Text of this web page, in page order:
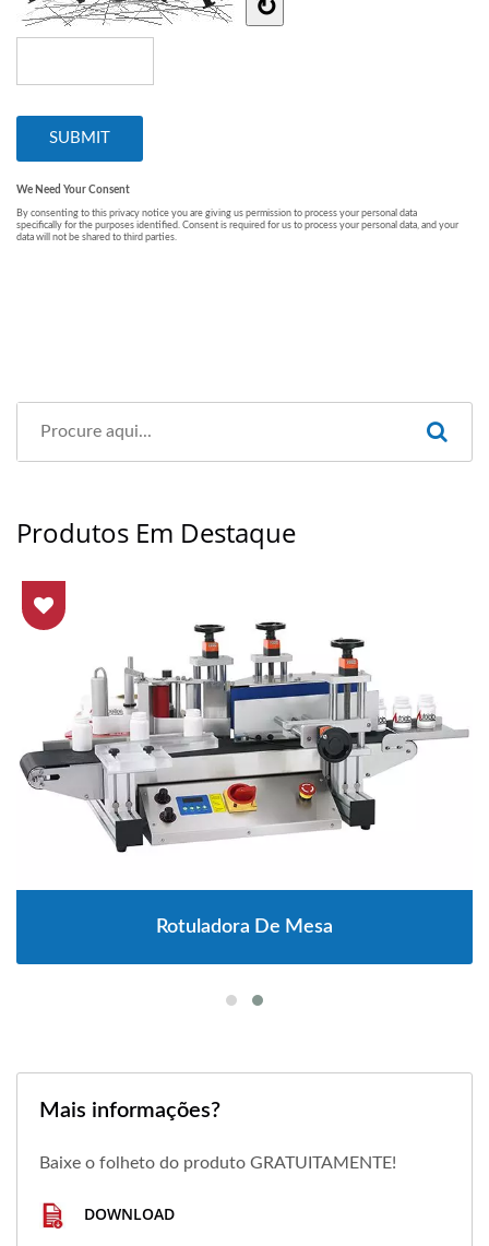
Produtos Em Destaque
Rotuladora De Mesa
Mais informações?
Baixe o folheto do produto GRATUITAMENTE!
DOWNLOAD